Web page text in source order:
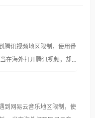
腾讯视频地区限制，使用番
现地区及版权限制问题，且
到网易云音乐地区限制，使